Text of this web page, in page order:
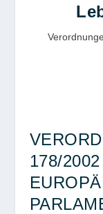
178/